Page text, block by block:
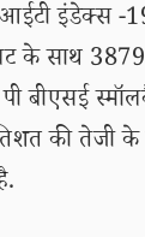
आईटी इंडेक्स
के साथ
बीएसई
की तेजी